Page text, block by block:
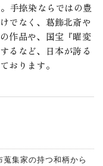
手捺染ならではの豊
でなく、葛飾北斎や
作品や、国宝『曜変
るなど、日本が誇る
おります。
集家の持つ和柄から